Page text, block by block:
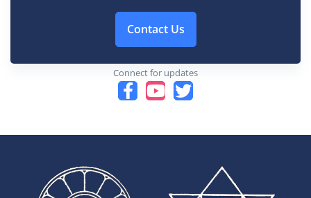
Contact Us
Connect for updates